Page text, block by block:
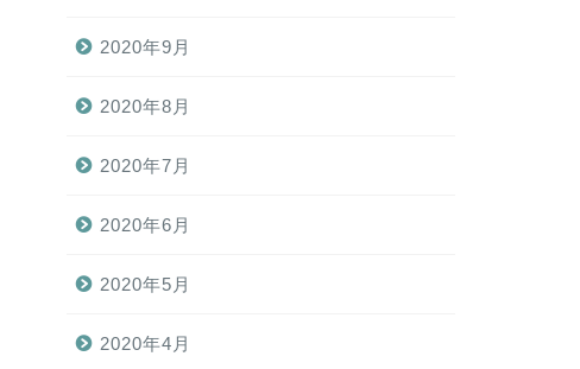
2020年9月
2020年8月
2020年7月
2020年6月
2020年5月
2020年4月